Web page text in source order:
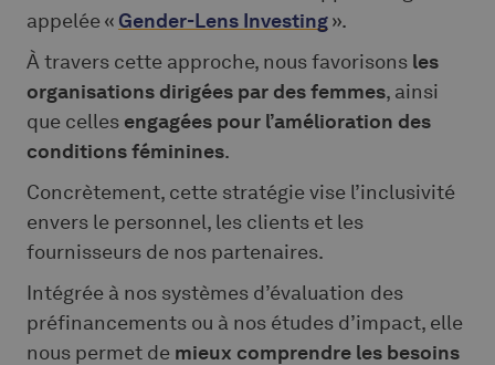
appelée « Gender-Lens Investing».
À travers cette approche, nous favorisons les
organisations dirigées par des femmes, ainsi
que celles engagées pour l’amélioration des
conditions féminines.
Concrètement, cette stratégie vise l’inclusivité
envers le personnel, les clients et les
fournisseurs de nos partenaires.
Intégrée à nos systèmes d’évaluation des
préfinancements ou à nos études d’impact, elle
nous permet de mieux comprendre les besoins